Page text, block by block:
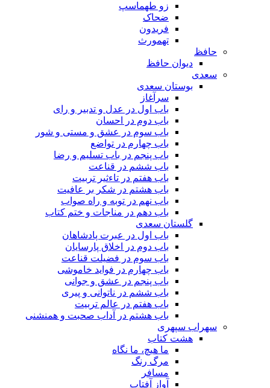
زو طهماسپ‏
ضحاک
فریدون
تهمورث
حافظ
دیوان حافظ
سعدی
بوستان سعدی
سرآغاز
باب اول در عدل و تدبیر و رای
باب دوم در احسان
باب سوم در عشق و مستی و شور
باب چهارم در تواضع
باب پنجم در باب تسلیم و رضا
باب ششم در قناعت
باب هفتم در تاءثیر تربیت
باب هشتم در شکر بر عافیت
باب نهم در توبه و راه صواب
باب دهم در مناجات و ختم کتاب
گلستان سعدی
باب اول در عبرت پادشاهان
باب دوم در اخلاق پارسایان
باب سوم در فضیلت قناعت
باب چهارم در فواید خاموشى
باب پنجم در عشق و جوانى
باب ششم در ناتوانى و پیرى
باب هفتم در عالم تربیت
باب هشتم در آداب صحبت و همنشنى
سهراب سپهری
هشت کتاب
ما هیچ، ما نگاه
مرگ رنگ
مسافر
آواز آفتاب